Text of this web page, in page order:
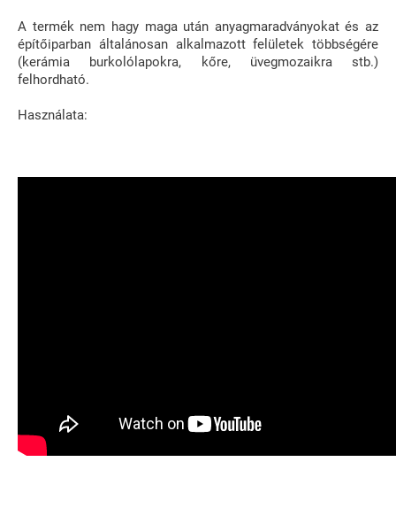
A termék nem hagy maga után anyagmaradványokat és az
építőiparban általánosan alkalmazott felületek többségére
(kerámia burkolólapokra, kőre, üvegmozaikra stb.)
felhordható.
Használata: